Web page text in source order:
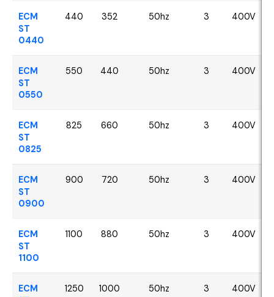
ECM
ST
0440
440 352 50hz 3 400V
ECM
ST
0550
550 440 50hz 3 400V
ECM
ST
0825
825 660 50hz 3 400V
ECM
ST
0900
900 720 50hz 3 400V
ECM
ST
1100
1100 880 50hz 3 400V
ECM
1250 1000 50hz 3 400V